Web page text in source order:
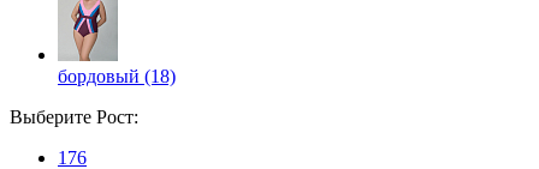
бордовый (18)
Выберите Рост:
176